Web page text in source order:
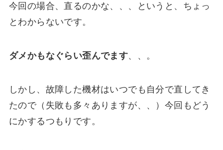
今回の場合、直るのかな、、、というと、ちょっ
とわからないです。
ダメかもなぐらい歪んでます、、。
しかし、故障した機材はいつでも自分で直してき
たので（失敗も多々ありますが、、）今回もどう
にかするつもりです。